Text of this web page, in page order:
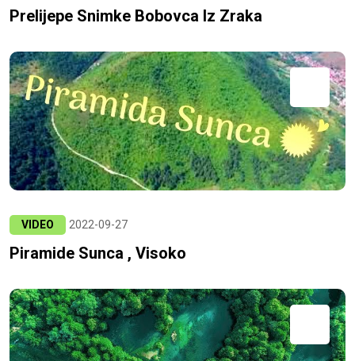
Prelijepe Snimke Bobovca Iz Zraka
VIDEO 2022-09-27
Piramide Sunca , Visoko